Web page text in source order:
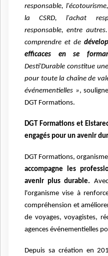
responsable,
la CSRD, l'achat
responsable, entre
comprendre et de
efficaces en se
Desti'Durable constitue
pour toute la chaîne de
événementielles »,
DGT Formations.
DGT Formations et
engagés pour un avenir
DGT Formations,
accompagne les
avenir plus durable.
l'organisme vise à
compréhension et
de voyages, voyagistes,
agences événementielles
Depuis sa création en